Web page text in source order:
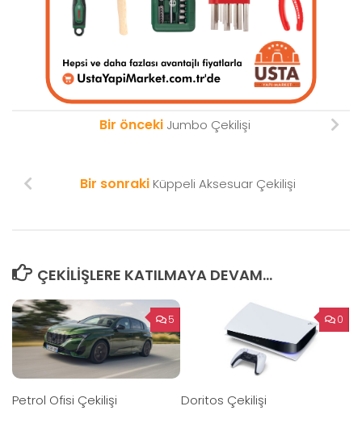
Bir önceki Jumbo Çekilişi
Bir sonraki Küppeli Aksesuar Çekilişi
ÇEKILIŞLERE KATILMAYA DEVAM...
5
Petrol Ofisi Çekilişi
0
Doritos Çekilişi